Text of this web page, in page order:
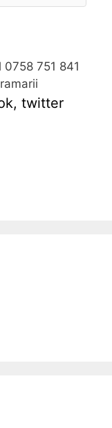
751 841
twitter